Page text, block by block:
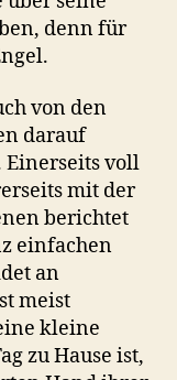
denn für
von den
darauf
Einerseits voll
mit der
berichtet
einfachen
an
meist
kleine
zu Hause ist,